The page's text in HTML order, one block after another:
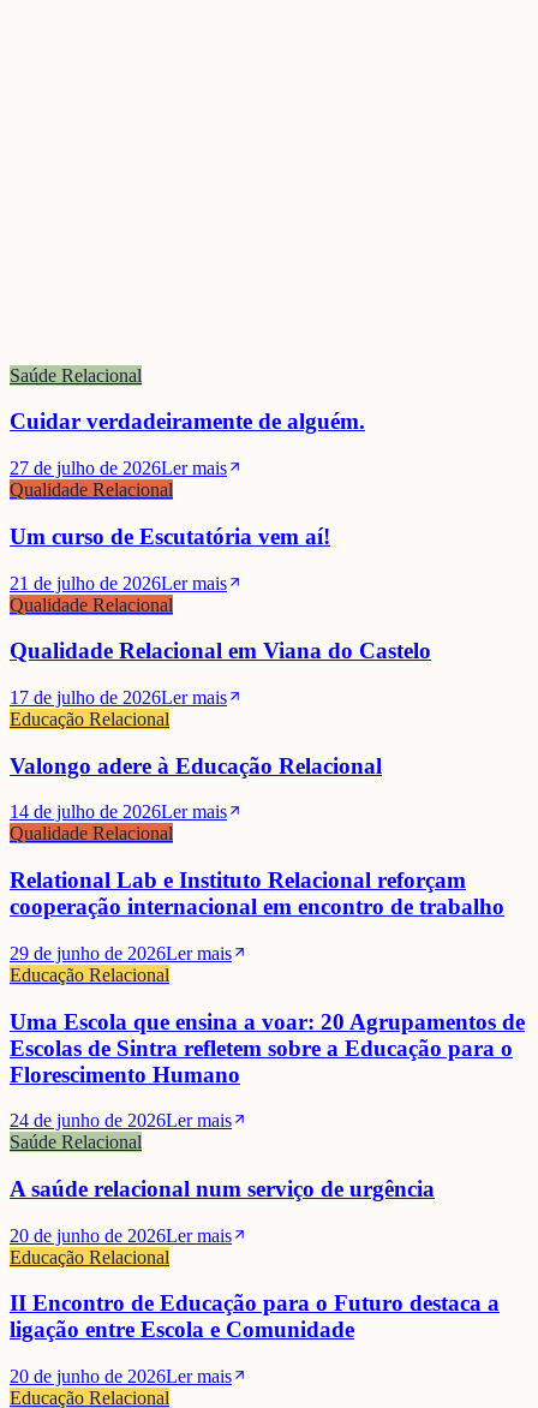
Saúde Relacional
Cuidar verdadeiramente de alguém.
27 de julho de 2026Ler mais
Qualidade Relacional
Um curso de Escutatória vem aí!
21 de julho de 2026Ler mais
Qualidade Relacional
Qualidade Relacional em Viana do Castelo
17 de julho de 2026Ler mais
Educação Relacional
Valongo adere à Educação Relacional
14 de julho de 2026Ler mais
Qualidade Relacional
Relational Lab e Instituto Relacional reforçam
cooperação internacional em encontro de trabalho
29 de junho de 2026Ler mais
Educação Relacional
Uma Escola que ensina a voar: 20 Agrupamentos de
Escolas de Sintra refletem sobre a Educação para o
Florescimento Humano
24 de junho de 2026Ler mais
Saúde Relacional
A saúde relacional num serviço de urgência
20 de junho de 2026Ler mais
Educação Relacional
II Encontro de Educação para o Futuro destaca a
ligação entre Escola e Comunidade
20 de junho de 2026Ler mais
Educação Relacional